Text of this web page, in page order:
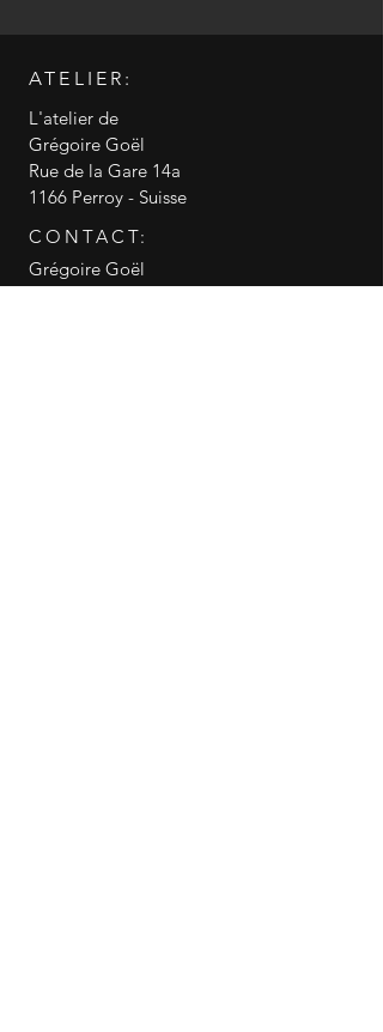
ATELIER:
L'atelier de
Grégoire Goël
Rue de la Gare 14a
1166 Perroy - Suisse
CONTACT:
Grégoire Goël